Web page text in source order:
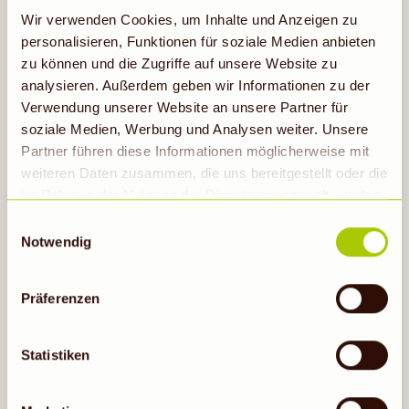
Wir verwenden Cookies, um Inhalte und Anzeigen zu
personalisieren, Funktionen für soziale Medien anbieten
zu können und die Zugriffe auf unsere Website zu
analysieren. Außerdem geben wir Informationen zu der
Verwendung unserer Website an unsere Partner für
soziale Medien, Werbung und Analysen weiter. Unsere
Partner führen diese Informationen möglicherweise mit
weiteren Daten zusammen, die uns bereitgestellt oder die
erhobenen Daten in den USA durch Google: Unsere
Informationen hierzu findest du unter Datenschutz. Indem
auf „Cookies zulassen“ geklickt bzw. statistische
1 S. 1 lit a DS-GVO eingewilligt, dass die Daten in den
Notwendig
Präferenzen
Statistiken
2,79
ANDECHSER NATUR
Almbutter
250 g (1 kg = 11,16)